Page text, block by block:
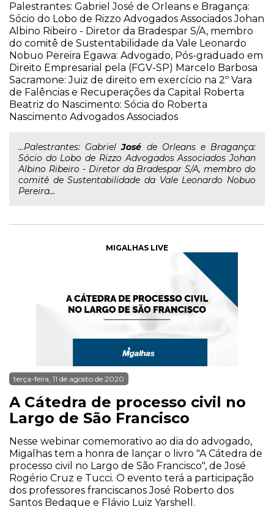
Palestrantes: Gabriel José de Orleans e Bragança:
Sócio do Lobo de Rizzo Advogados Associados Johan
Albino Ribeiro - Diretor da Bradespar S/A, membro
do comitê de Sustentabilidade da Vale Leonardo
Nobuo Pereira Egawa: Advogado, Pós-graduado em
Direito Empresarial pela (FGV-SP) Marcelo Barbosa
Sacramone: Juiz de direito em exercício na 2º Vara
de Falências e Recuperações da Capital Roberta
Beatriz do Nascimento: Sócia do Roberta
Nascimento Advogados Associados
...Palestrantes: GabrielJosé de Orleans e Bragança:
Sócio do Lobo de Rizzo Advogados Associados Johan
Albino Ribeiro - Diretor da Bradespar S/A, membro do
comitê de Sustentabilidade da Vale Leonardo Nobuo
Pereira...
MIGALHAS LIVE
terça-feira, 11 de agosto de 2020
A Cátedra de processo civil no
Largo de São Francisco
Nesse webinar comemorativo ao dia do advogado,
Migalhas tem a honra de lançar o livro "A Cátedra de
processo civil no Largo de São Francisco", de José
Rogério Cruz e Tucci. O evento terá a participação
dos professores franciscanos José Roberto dos
Santos Bedaque e Flávio Luiz Yarshell.